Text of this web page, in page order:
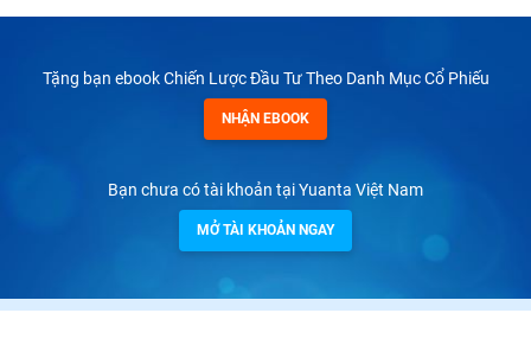
Tặng bạn ebook Chiến Lược Đầu Tư Theo Danh Mục Cổ Phiếu
NHẬN EBOOK
Bạn chưa có tài khoản tại Yuanta Việt Nam
MỞ TÀI KHOẢN NGAY